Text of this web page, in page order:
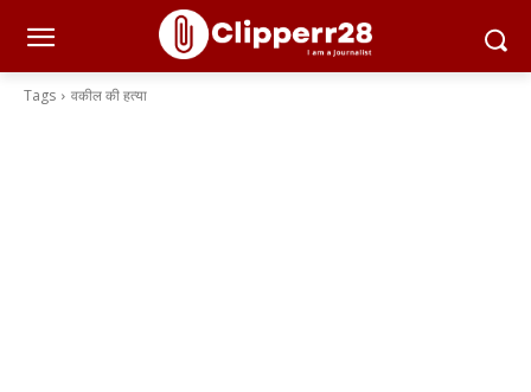
Tags वकील की हत्या